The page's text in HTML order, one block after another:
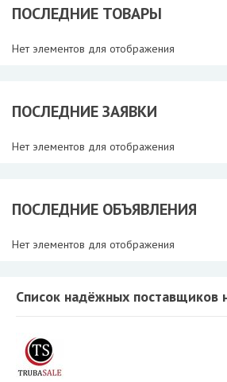
ПОСЛЕДНИЕ ТОВАРЫ
Нет элементов для отображения
ПОСЛЕДНИЕ ЗАЯВКИ
Нет элементов для отображения
ПОСЛЕДНИЕ ОБЪЯВЛЕНИЯ
Нет элементов для отображения
Список надёжных поставщиков